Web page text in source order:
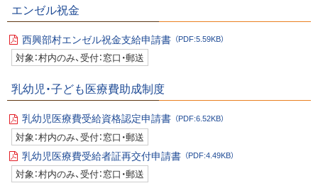
へ
戻
る
ァ
イ
エンゼル祝金
P
D
ァ
イ
西興部村エンゼル祝金支給申請書 （PDF:5.59KB）
対象：村内のみ、受付：窓口・郵送
乳幼児・子ども医療費助成制度
P
D
F
フ
ァ
イ
乳幼児医療費受給資格認定申請書 （PDF:6.52KB）
対象：村内のみ、受付：窓口・郵送
P
D
乳幼児医療費受給者証再交付申請書 （PDF:4.49KB）
対象：村内のみ、受付：窓口・郵送